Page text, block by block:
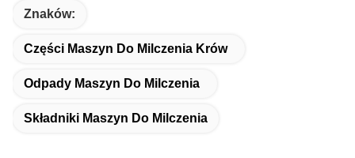
Znaków:
Części Maszyn Do Milczenia Krów
Odpady Maszyn Do Milczenia
Składniki Maszyn Do Milczenia